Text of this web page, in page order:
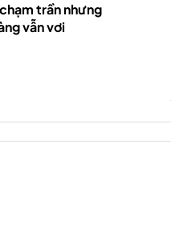
trần nhưng
vẫn vơi